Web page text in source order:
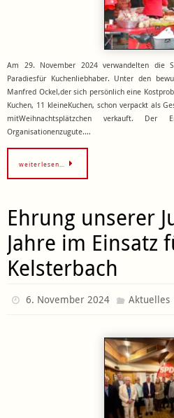
Am 29. November 2024 verwandelten die
Paradiesfür Kuchenliebhaber. Unter den
Manfred Ockel,der sich persönlich eine
Kuchen, 11 kleineKuchen, schon verpackt als
mitWeihnachtsplätzchen verkauft.
Organisationenzugute.…
weiterlesen…
Ehrung unserer
Jahre im Einsatz
Kelsterbach
6. November 2024 Aktuelles